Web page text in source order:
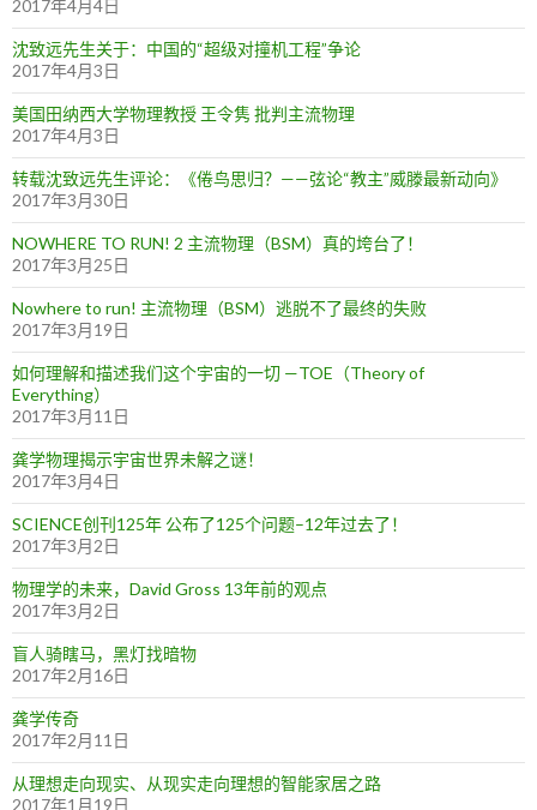
2017年4月4日
沈致远先生关于：中国的“超级对撞机工程”争论
2017年4月3日
美国田纳西大学物理教授 王令隽 批判主流物理
2017年4月3日
转载沈致远先生评论：《倦鸟思归？——弦论“教主”威滕最新动向》
2017年3月30日
NOWHERE TO RUN! 2 主流物理（BSM）真的垮台了！
2017年3月25日
Nowhere to run! 主流物理（BSM）逃脱不了最终的失败
2017年3月19日
如何理解和描述我们这个宇宙的一切 —TOE（Theory of
Everything）
2017年3月11日
龚学物理揭示宇宙世界未解之谜！
2017年3月4日
SCIENCE创刊125年 公布了125个问题–12年过去了！
2017年3月2日
物理学的未来，David Gross 13年前的观点
2017年3月2日
盲人骑瞎马，黑灯找暗物
2017年2月16日
龚学传奇
2017年2月11日
从理想走向现实、从现实走向理想的智能家居之路
2017年1月19日